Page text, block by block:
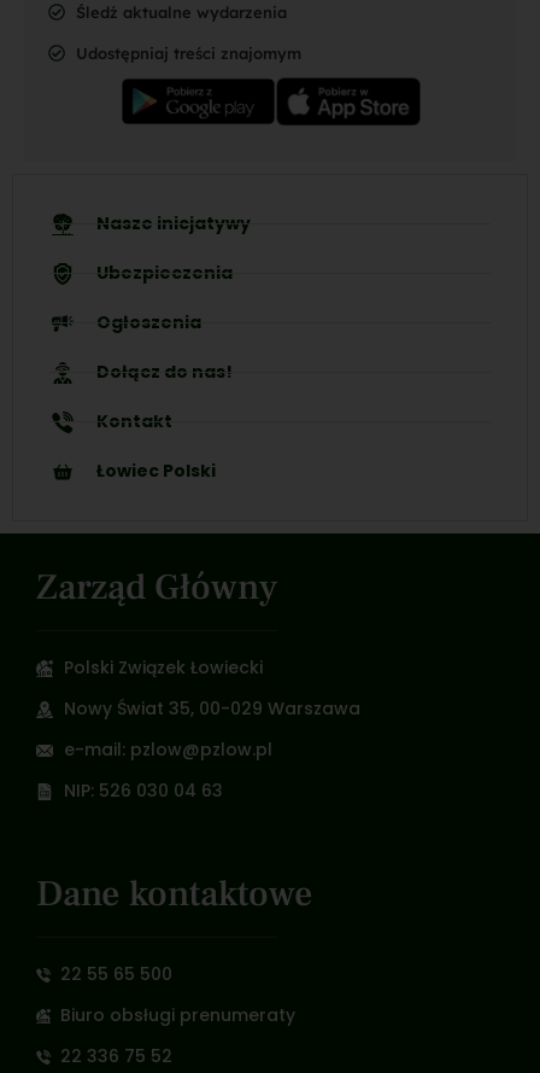
Śledź aktualne wydarzenia
Udostępniaj treści znajomym
Nasze inicjatywy
Ubezpieczenia
Ogłoszenia
Dołącz do nas!
Kontakt
Łowiec Polski
Zarząd Główny
Polski Związek Łowiecki
Nowy Świat 35, 00-029 Warszawa
e-mail: pzlow@pzlow.pl
NIP: 526 030 04 63
Dane kontaktowe
22 55 65 500
Biuro obsługi prenumeraty
22 336 75 52